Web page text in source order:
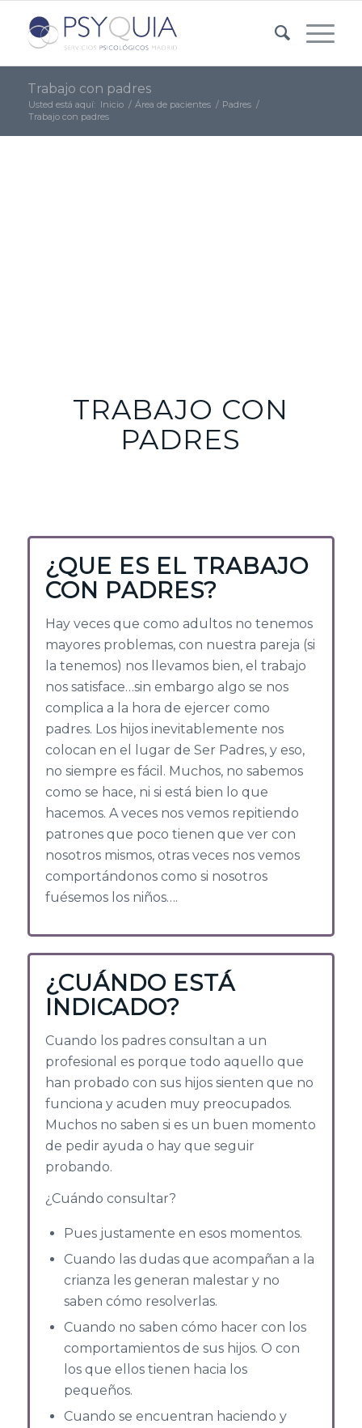
Trabajo con padres
Usted está aquí: Inicio / Área de pacientes / Padres /
Trabajo con padres
TRABAJO CON
PADRES
¿QUE ES EL TRABAJO
CON PADRES?
Hay veces que como adultos no tenemos
mayores problemas, con nuestra pareja (si
la tenemos) nos llevamos bien, el trabajo
nos satisface…sin embargo algo se nos
complica a la hora de ejercer como
padres. Los hijos inevitablemente nos
colocan en el lugar de Ser Padres, y eso,
no siempre es fácil. Muchos, no sabemos
como se hace, ni si está bien lo que
hacemos. A veces nos vemos repitiendo
patrones que poco tienen que ver con
nosotros mismos, otras veces nos vemos
comportándonos como si nosotros
fuésemos los niños….
¿CUÁNDO ESTÁ
INDICADO?
Cuando los padres consultan a un
profesional es porque todo aquello que
han probado con sus hijos sienten que no
funciona y acuden muy preocupados.
Muchos no saben si es un buen momento
de pedir ayuda o hay que seguir
probando.
¿Cuándo consultar?
Pues justamente en esos momentos.
Cuando las dudas que acompañan a la
crianza les generan malestar y no
saben cómo resolverlas.
Cuando no saben cómo hacer con los
comportamientos de sus hijos. O con
los que ellos tienen hacia los
pequeños.
Cuando se encuentran haciendo y